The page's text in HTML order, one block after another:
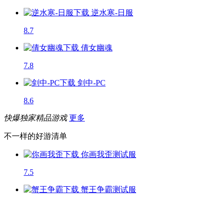
逆水寒-日服
8.7
倩女幽魂
7.8
剑中-PC
8.6
快爆独家精品游戏 更多
不一样的好游清单
你画我歪测试服
7.5
蟹王争霸测试服